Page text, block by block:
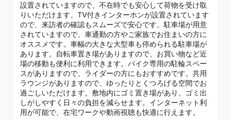
設置されていますので、不在時でも安心して荷物を受け取
りいただけます。TV付きインターホンが設置されています
ので、来訪者の確認もスムーズで安心です。駐車場が用意
されていますので、車通勤の方やご家族でお住まいの方に
オススメです。車幅の大きな大型車も停められる駐車場が
あります。自転車置き場がありますので、お買い物など近
場の移動も便利に利用できます。バイク専用の駐輪スペー
スがありますので、ライダーの方にもおすすめです。共用
ラウンジがありますので、ゆったりとくつろげる空間でお
過ごしいただけます。敷地内にゴミ置き場があり、ゴミ出
しがしやすく日々の負担を減らせます。インターネット利
用が可能で、在宅ワークや動画視聴も快適に行えます。